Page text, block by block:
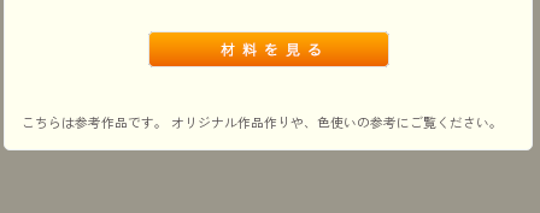
こちらは参考作品です。 オリジナル作品作りや、色使いの参考にご覧ください。